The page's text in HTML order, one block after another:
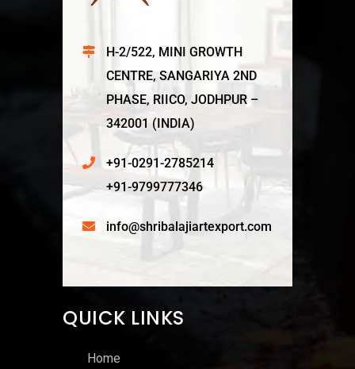
H-2/522, MINI GROWTH
CENTRE, SANGARIYA 2ND
PHASE, RIICO, JODHPUR –
342001 (INDIA)
+91-0291-2785214
+91-9799777346
info@shribalajiartexport.com
QUICK LINKS
Home